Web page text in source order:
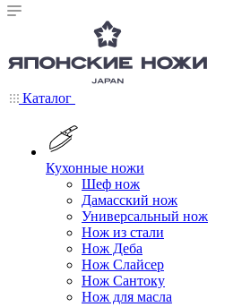
Каталог
Кухонные ножи
Шеф нож
Дамасский нож
Универсальный нож
Нож из стали
Нож Деба
Нож Слайсер
Нож Сантоку
Нож для масла